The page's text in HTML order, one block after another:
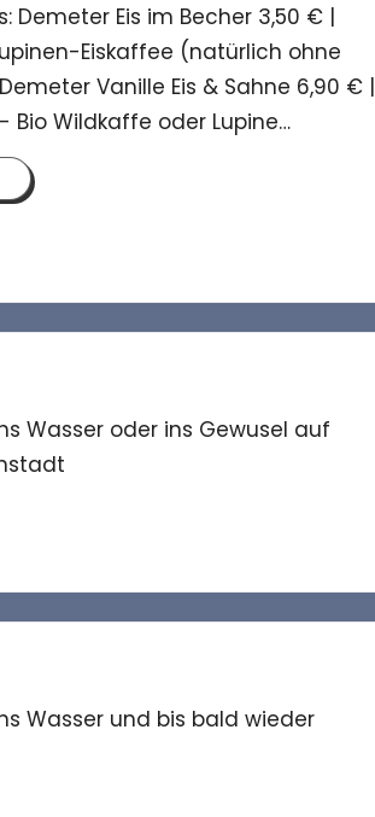
Demeter Eis im Becher 3,50 € |
Eiskaffee (natürlich ohne
Vanille Eis & Sahne 6,90 € |
Bio Wildkaffe oder Lupine…
Wasser oder ins Gewusel auf
Wasser und bis bald wieder